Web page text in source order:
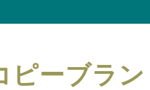
ピーブラ